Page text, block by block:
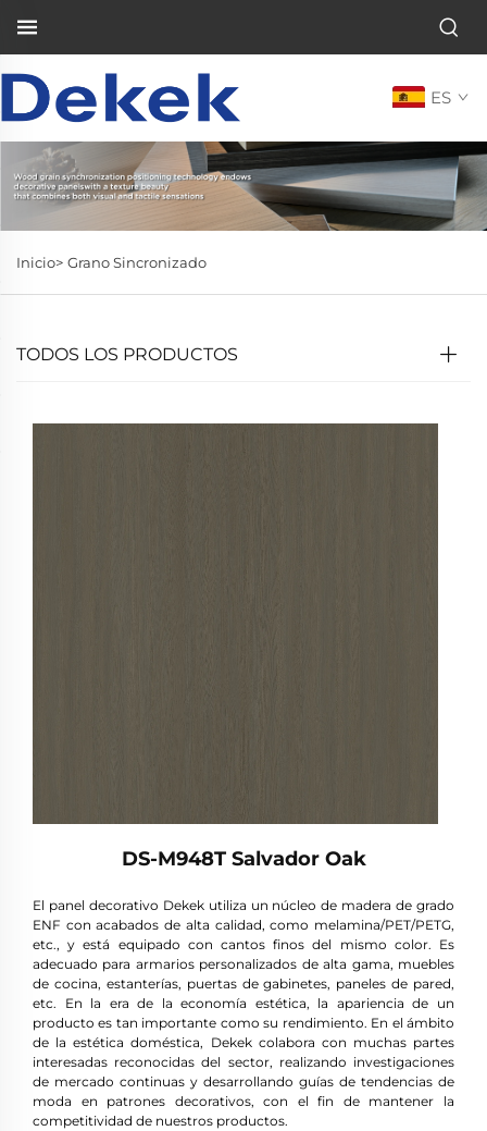
ES
Inicio> Grano Sincronizado
TODOS LOS PRODUCTOS
DS-M948T Salvador Oak
El panel decorativo Dekek utiliza un núcleo de madera de grado
ENF con acabados de alta calidad, como melamina/PET/PETG,
etc., y está equipado con cantos finos del mismo color. Es
adecuado para armarios personalizados de alta gama, muebles
de cocina, estanterías, puertas de gabinetes, paneles de pared,
etc. En la era de la economía estética, la apariencia de un
producto es tan importante como su rendimiento. En el ámbito
de la estética doméstica, Dekek colabora con muchas partes
interesadas reconocidas del sector, realizando investigaciones
de mercado continuas y desarrollando guías de tendencias de
moda en patrones decorativos, con el fin de mantener la
competitividad de nuestros productos.